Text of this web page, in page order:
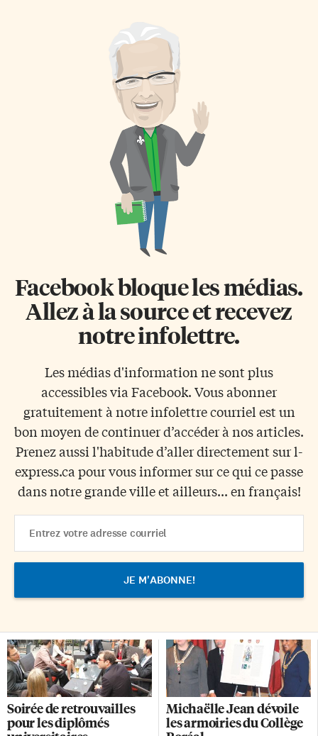
été lancé mardi 4 mai, à l’école
Étienne Brûlé. Les élèves ont
exactement 22 jours pour
économiser une tonne de CO2.
Cela peut paraître énorme, mais
d’essences représentent déjà
une demi-tonne de CO2. Les
élèves s’engagent donc à
lancées à l’automne 2009 et à
l’hiver 2010, pour offrir des
conseils juridiques aux régions
sous-desservies et non
desservies en services en
français. La ligne d’information
juridique sommaire est la
volonté d’Aide juridique
Ontario d’améliorer l’accès aux
services juridiques en français
en Ontario. En ce qui concerne
la […]
Facebook bloque les médias.
Allez à la source et recevez
notre infolettre.
Les médias d'information ne sont plus
accessibles via Facebook. Vous abonner
gratuitement à notre infolettre courriel est un
bon moyen de continuer d’accéder à nos articles.
Prenez aussi l'habitude d’aller directement sur l-
express.ca pour vous informer sur ce qui ce passe
dans notre grande ville et ailleurs... en français!
Address
Soirée de retrouvailles
pour les diplômés
Michaëlle Jean dévoile
les armoiries du Collège